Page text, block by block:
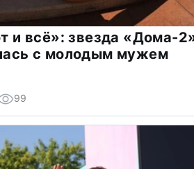
и всё»: звезда «Дома-
с молодым мужем
99